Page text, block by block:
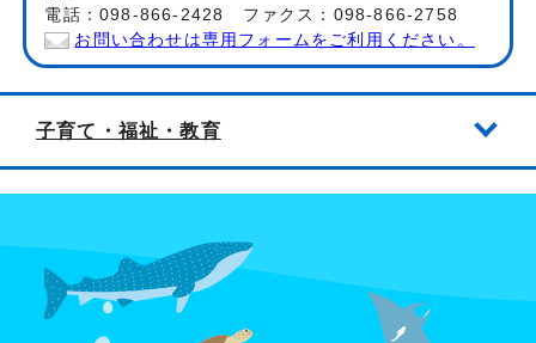
電話：098-866-2428 ファクス：098-866-2758
お問い合わせは専用フォームをご利用ください。
子育て・福祉・教育